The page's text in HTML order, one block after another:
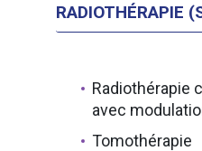
RADIOTHÉRAPIE
Radiothérapie
avec
Tomothérapie